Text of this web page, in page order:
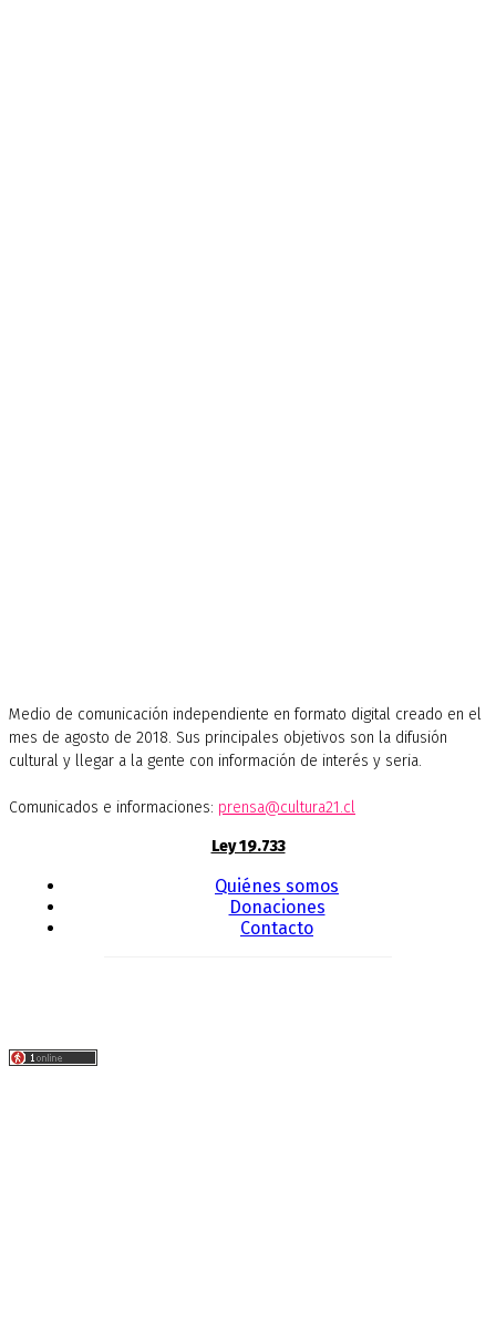
Medio de comunicación independiente en formato digital creado en el
mes de agosto de 2018. Sus principales objetivos son la difusión
cultural y llegar a la gente con información de interés y seria.
Comunicados e informaciones: prensa@cultura21.cl
Ley 19.733
Quiénes somos
Donaciones
Contacto